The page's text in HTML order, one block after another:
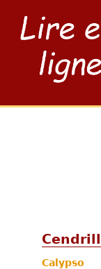
Calypso